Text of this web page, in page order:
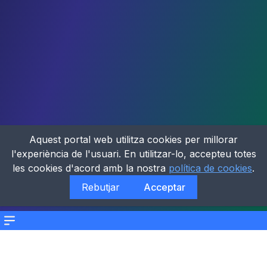
Menu
Aquest portal web utilitza cookies per millorar
l'experiència de l'usuari. En utilitzar-lo, accepteu totes
les cookies d'acord amb la nostra política de cookies.
Rebutjar
Acceptar